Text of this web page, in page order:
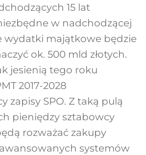
15 lat
w nadchodzącej
wydatki majątkowe będzie
ok. 500 mld złotych.
jesienią tego roku
2017-2028
zapisy SPO. Z taką pulą
pieniędzy sztabowcy
rozważać zakupy
systemów